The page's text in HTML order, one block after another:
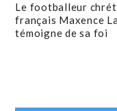
Le footballeur
français Maxence
témoigne de sa foi